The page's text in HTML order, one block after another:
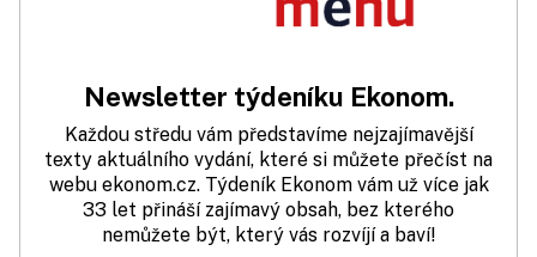
Newsletter týdeníku Ekonom.
Každou středu vám představíme nejzajímavější
texty aktuálního vydání, které si můžete přečíst na
webu ekonom.cz. Týdeník Ekonom vám už více jak
33 let přináší zajímavý obsah, bez kterého
nemůžete být, který vás rozvíjí a baví!